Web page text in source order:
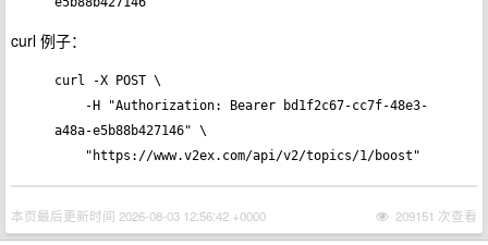
curl 例子：
curl -X POST \
a48a-e5b88b427146" \
本页最后更新时间 2026-08-03 12:56:42 +0000 209151 次查看